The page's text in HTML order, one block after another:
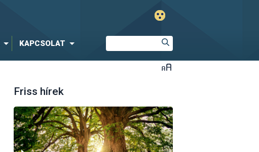
KAPCSOLAT
Friss hírek